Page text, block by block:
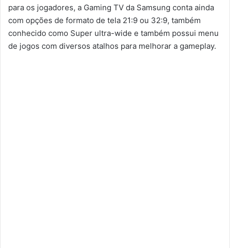
para os jogadores, a Gaming TV da Samsung conta ainda
com opções de formato de tela 21:9 ou 32:9, também
conhecido como Super ultra-wide e também possui menu
de jogos com diversos atalhos para melhorar a gameplay.